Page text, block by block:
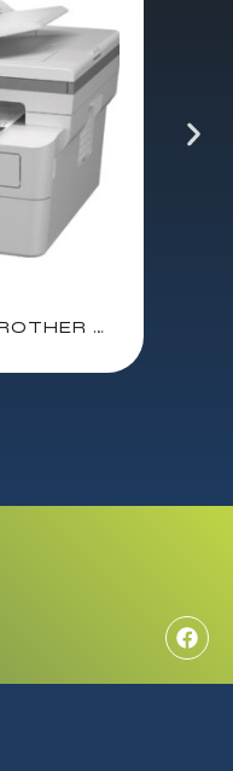
MULTIFUNCION BROTHER MFC-L2960DW MONOCROMO LASER / IMPRESORA-COPIADORA-ESCANER-FAX / 34 ppm / ADF 50 HOJAS / 250 HOJAS / DUPLEX TOTAL / PANTALLA TACTIL 8,8 CM / ETHERNET / WiFi / USB 2.0